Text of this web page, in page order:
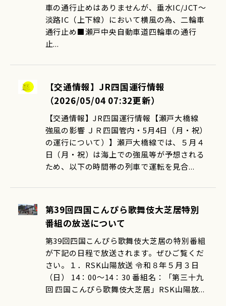
車の通行止めはありませんが、垂水IC/JCT～
淡路IC（上下線）において横風の為、二輪車
通行止め■瀬戸中央自動車道四輪車の通行
止...
【交通情報】JR四国運行情報
（2026/05/04 07:32更新）
【交通情報】JR四国運行情報【瀬戸大橋線
強風の影響 ＪＲ四国管内・5月4日（月・祝）
の運行について）】瀬戸大橋線では、５月４
日（月・祝）は海上での強風等が予想される
ため、以下の時間帯の列車で運転を見合...
第39回四国こんぴら歌舞伎大芝居特別
番組の放送について
第39回四国こんぴら歌舞伎大芝居の特別番組
が下記の日程で放送されます。ぜひご覧くだ
さい。１．RSK山陽放送 令和８年５月３日
（日） 14：00～14：30 番組名：「第三十九
回 四国こんぴら歌舞伎大芝居」RSK山陽放...